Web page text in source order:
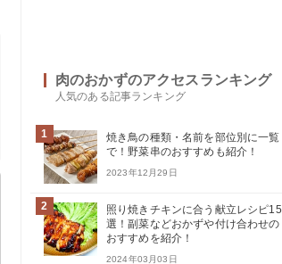
肉のおかずのアクセスランキング
人気のある記事ランキング
1
焼き鳥の種類・名前を部位別に一覧
で！野菜串のおすすめも紹介！
2023年12月29日
2
照り焼きチキンに合う献立レシピ15
選！副菜などおかずや付け合わせの
おすすめを紹介！
2024年03月03日